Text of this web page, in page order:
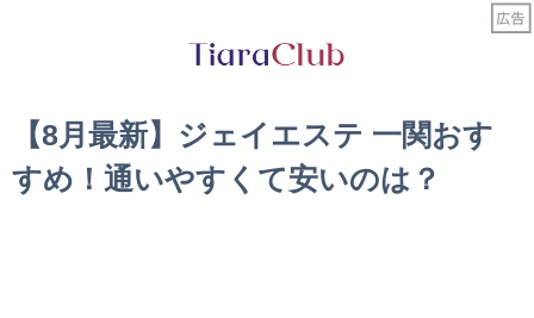
【8月最新】ジェイエステ 一関おす
すめ！通いやすくて安いのは？